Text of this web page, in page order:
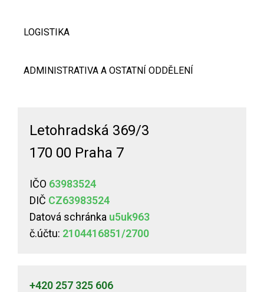
LOGISTIKA
ADMINISTRATIVA A OSTATNÍ ODDĚLENÍ
Letohradská 369/3
170 00 Praha 7
IČO 63983524
DIČ CZ63983524
Datová schránka u5uk963
č.účtu: 2104416851/2700
+420 257 325 606